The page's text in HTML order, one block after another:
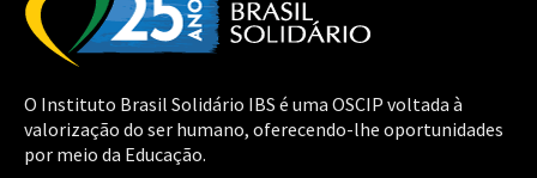
O Instituto Brasil Solidário IBS é uma OSCIP voltada à
valorização do ser humano, oferecendo-lhe oportunidades
por meio da Educação.